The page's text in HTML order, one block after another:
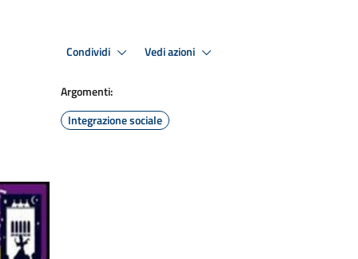
Condividi Vedi azioni
Argomenti:
Integrazione sociale